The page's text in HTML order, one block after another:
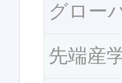
グロー
先端産